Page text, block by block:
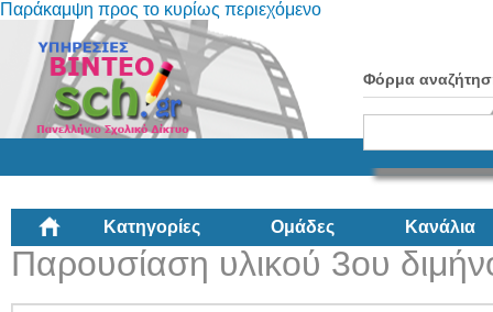
Παράκαμψη προς το κυρίως περιεχόμενο
Φόρμα
Κατηγορίες Ομάδες Κανάλια
Παρουσίαση υλικού 3ου